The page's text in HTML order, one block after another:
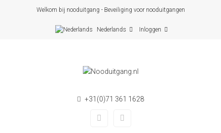
Welkom bij nooduitgang - Beveiliging voor nooduitgangen
Nederlands Inloggen
+31(0)71 361 1628